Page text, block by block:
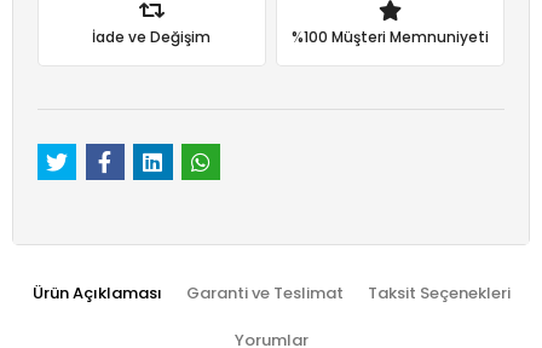
İade ve Değişim %100 Müşteri Memnuniyeti
Ürün Açıklaması Garanti ve Teslimat Taksit Seçenekleri
Yorumlar